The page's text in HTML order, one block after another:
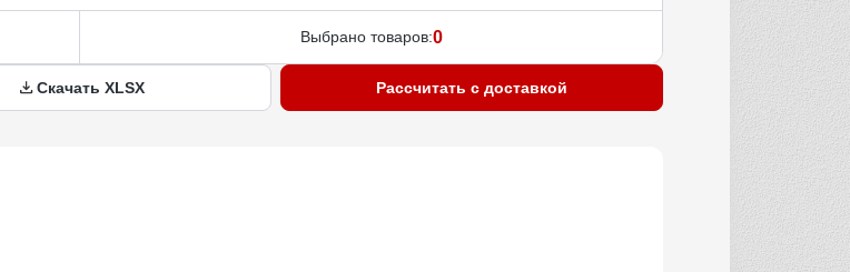
Выбрано товаров:0
Скачать XLSX Рассчитать с доставкой